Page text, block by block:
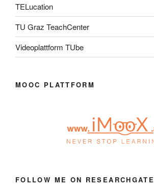
TELucation
TU Graz TeachCenter
Videoplattform TUbe
MOOC PLATTFORM
FOLLOW ME ON RESEARCHGATE